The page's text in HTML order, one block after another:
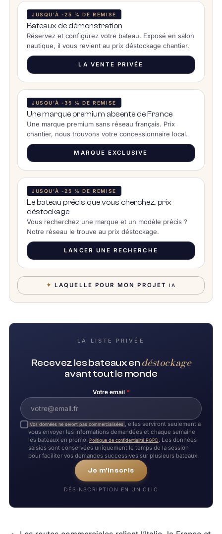
JUSQU’À -25 % DE REMISE
Bateaux de démonstration
Réservez et configurez votre bateau. Exposé en salon
nautique, il vous revient au prix déstockage chantier.
LA VENTE PRIVÉE
JUSQU’À -35 % DE REMISE
Une marque premium absente de France
Une marque premium sans réseau français. Prix
chantier, nous trouvons votre concessionnaire local.
MARQUE EXCLUSIVE
JUSQU’À -25 % DE REMISE
Le bateau précis que vous cherchez, prix
déstockage
Vous recherchez une marque et un modèle précis ?
Notre réseau le trouve au prix déstockage.
LANCER UNE RECHERCHE
✦ LAQUELLE POUR MON PROJET IA
LA LISTE PRIVÉE
Recevez les bateaux en déstockage
avant tout le monde
Votre email *
Vos données ne seront pas commercialisées , elles serviront seulement à
vous envoyer les informations demandées et chaque semaine
les bateaux en promo. Politique de confidentialité RGPD. Les données
saisies sont conservées uniquement le temps de la session
pour faciliter vos demandes successives sur plusieurs bateaux.
Je m'inscris
DÉSINSCRIPTION EN UN CLIC